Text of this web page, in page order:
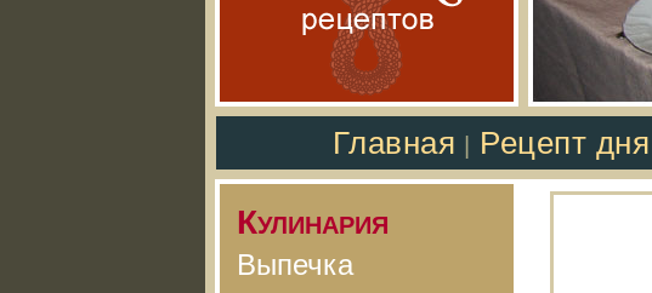
Главная Рецепт дня
Кулинария
Выпечка